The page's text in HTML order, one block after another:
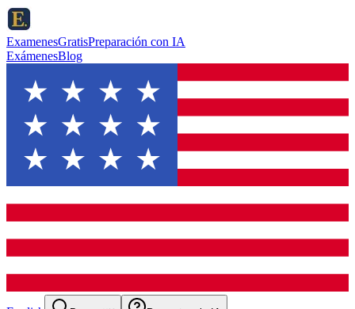
ExamenesGratisPreparación con IA
ExámenesBlog